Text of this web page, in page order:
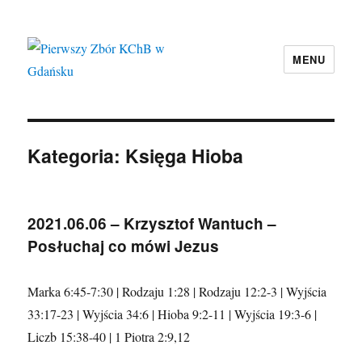
MENU
Kategoria: Księga Hioba
2021.06.06 – Krzysztof Wantuch –
Posłuchaj co mówi Jezus
Marka 6:45-7:30 | Rodzaju 1:28 | Rodzaju 12:2-3 | Wyjścia
33:17-23 | Wyjścia 34:6 | Hioba 9:2-11 | Wyjścia 19:3-6 |
Liczb 15:38-40 | 1 Piotra 2:9,12